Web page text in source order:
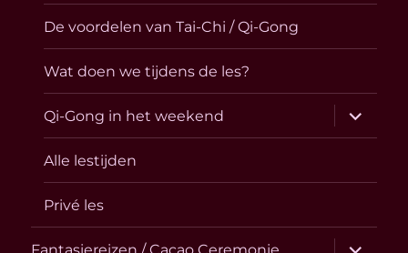
De voordelen van Tai-Chi / Qi-Gong
Wat doen we tijdens de les?
Qi-Gong in het weekend
Alle lestijden
Privé les